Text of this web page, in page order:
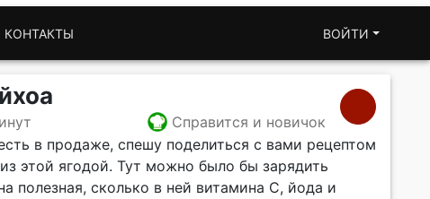
КОНТАКТЫ ВОЙТИ
Справится и новичок
в продаже, спешу поделиться с вами рецептом
этой ягодой. Тут можно было бы зарядить
полезная, сколько в ней витамина С, йода и